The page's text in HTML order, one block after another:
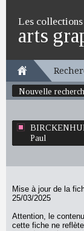
Les collections
arts
Nouvelle
Paul
Mise à jour de la
25/03/2025
Attention, le
cette fiche ne reflète